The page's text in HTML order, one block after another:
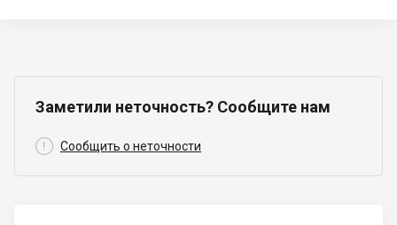
Заметили неточность? Сообщите нам
 Сообщить о неточности